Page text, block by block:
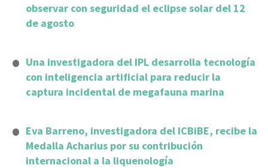
observar con seguridad el eclipse solar del 12
de agosto
Una investigadora del IPL desarrolla tecnología
con inteligencia artificial para reducir la
captura incidental de megafauna marina
Eva Barreno, investigadora del ICBiBE, recibe la
Medalla Acharius por su contribución
internacional a la liquenología